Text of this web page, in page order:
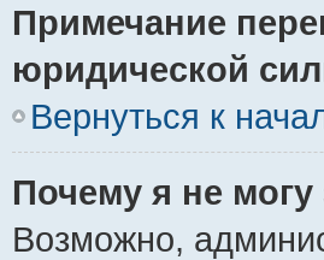
Примечание
юридической
Вернуться к
Почему я не могу
Возможно,